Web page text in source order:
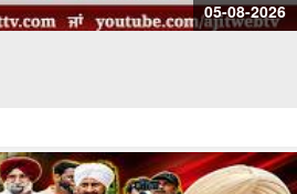
05-08-2026